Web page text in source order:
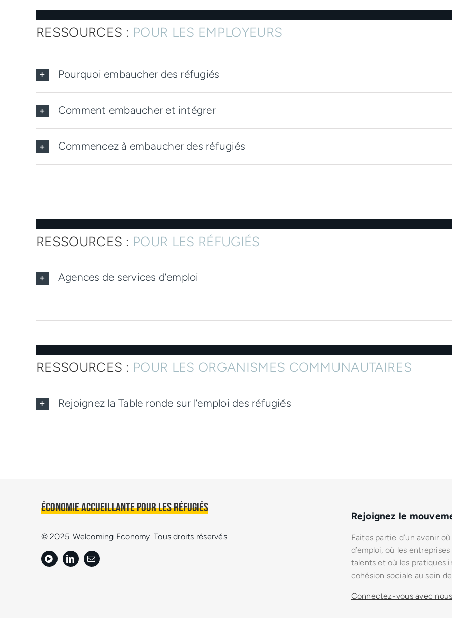
RESSOURCES : POUR LES EMPLOYEURS
Pourquoi embaucher des réfugiés
Comment embaucher et intégrer
Commencez à embaucher des réfugiés
RESSOURCES : POUR LES RÉFUGIÉS
Agences de services d’emploi
RESSOURCES : POUR LES ORGANISMES COMMUNAUTAIRES
Rejoignez la Table ronde sur l’emploi des réfugiés
Économie accueillante pour les réfugiés
© 2025. Welcoming Economy. Tous droits réservés.
Rejoignez le
Faites partie d’un avenir
d’emploi, où les
talents et où les pratiques
cohésion sociale au sein
Connectez-vous avec